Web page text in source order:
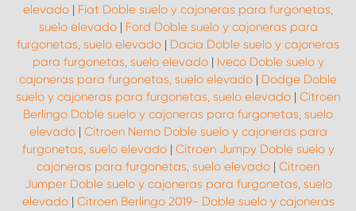
elevado | Fiat Doble suelo y cajoneras para furgonetas,
suelo elevado| Ford Doble suelo y cajoneras para
furgonetas, suelo elevado | Dacia Doble suelo y cajoneras
para furgonetas, suelo elevado| Iveco Doble suelo y
cajoneras para furgonetas, suelo elevado | Dodge Doble
suelo y cajoneras para furgonetas, suelo elevado | Citroen
Berlingo Doble suelo y cajoneras para furgonetas, suelo
elevado| Citroen Nemo Doble suelo y cajoneras para
furgonetas, suelo elevado| Citroen Jumpy Doble suelo y
cajoneras para furgonetas, suelo elevado | Citroen
Jumper Doble suelo y cajoneras para furgonetas, suelo
elevado| Citroen Berlingo 2019- Doble suelo y cajoneras